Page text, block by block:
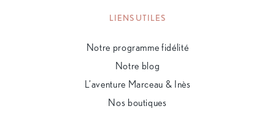
LIENS UTILES
Notre programme fidélité
Notre blog
L’aventure Marceau & Inès
Nos boutiques